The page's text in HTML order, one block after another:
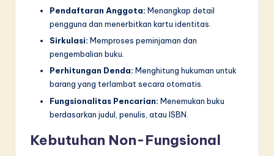
Pendaftaran Anggota: Menangkap detail
pengguna dan menerbitkan kartu identitas.
Sirkulasi: Memproses peminjaman dan
pengembalian buku.
Perhitungan Denda: Menghitung hukuman untuk
barang yang terlambat secara otomatis.
Fungsionalitas Pencarian: Menemukan buku
berdasarkan judul, penulis, atau ISBN.
Kebutuhan Non-Fungsional